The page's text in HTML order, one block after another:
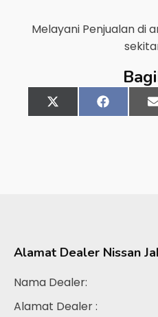
Melayani Penjualan di
Share
on
X
(Twitter)
Share
on
Alamat Dealer Nissan
Nama Dealer:
Alamat Dealer :